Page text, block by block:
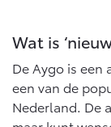
bZ4X
BATTERIJ-
Connected check
Navigatie
Wat is
De Aygo is
een van de
Nederland. De